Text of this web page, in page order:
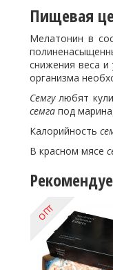
Пищевая
Мелатонин в
снижения веса и
организма
Семгулюбят
семга под
Калорийность
В красном мясе
ОПТ